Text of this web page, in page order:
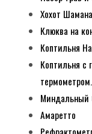
Хохот
Клюква на
Коптильня
Коптильня с
термометром.
Миндальный
Амаретто